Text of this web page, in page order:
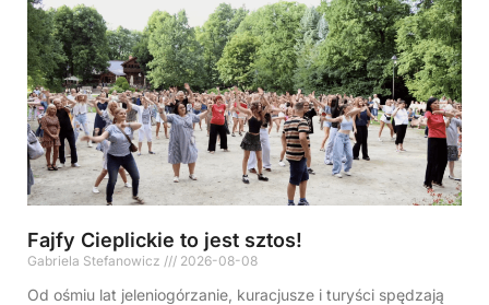
Fajfy Cieplickie to jest sztos!
Gabriela Stefanowicz 2026-08-08
Od ośmiu lat jeleniogórzanie, kuracjusze i turyści spędzają